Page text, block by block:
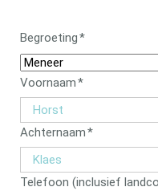
Verplicht
veld
Begroeting*
Verplicht
veld
Voornaam*
Verplicht
veld
Achternaam*
Verplicht
Telefoon (inclusief